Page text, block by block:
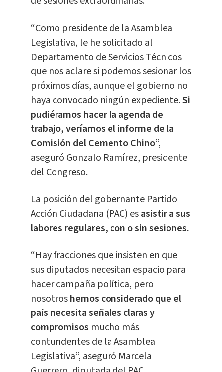
“Como presidente de la Asamblea
Legislativa, le he solicitado al
Departamento de Servicios Técnicos
que nos aclare si podemos sesionar los
próximos días, aunque el gobierno no
haya convocado ningún expediente.Si
pudiéramos hacer la agenda de
trabajo, veríamos el informe de la
Comisión del Cemento Chino”,
aseguró Gonzalo Ramírez, presidente
del Congreso.
La posición del gobernante Partido
Acción Ciudadana (PAC) esasistir a sus
labores regulares, con o sin sesiones.
“Hay fracciones que insisten en que
sus diputados necesitan espacio para
hacer campaña política, pero
nosotroshemos considerado que el
país necesita señales claras y
compromisos mucho más
contundentes de la Asamblea
Legislativa”, aseguró Marcela